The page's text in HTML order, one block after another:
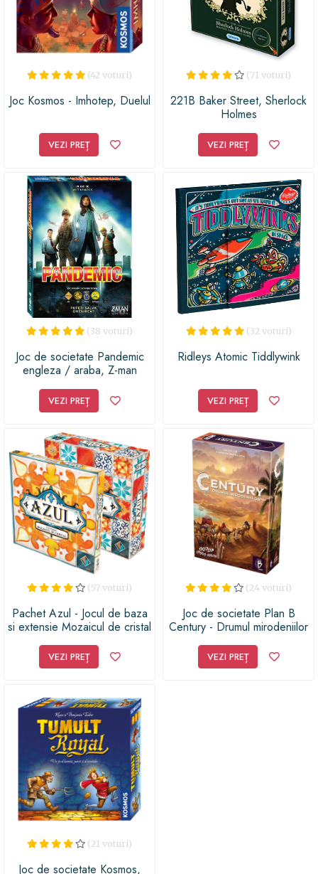
(42 voturi)
Joc Kosmos - Imhotep, Duelul
VEZI PREȚ
(71 voturi)
221B Baker Street, Sherlock
Holmes
VEZI PREȚ
(38 voturi)
Joc de societate Pandemic
engleza / araba, Z-man
VEZI PREȚ
(32 voturi)
Ridleys Atomic Tiddlywink
VEZI PREȚ
(57 voturi)
Pachet Azul - Jocul de baza
si extensie Mozaicul de cristal
VEZI PREȚ
(24 voturi)
Joc de societate Plan B
Century - Drumul mirodeniilor
VEZI PREȚ
(21 voturi)
Joc de societate Kosmos,